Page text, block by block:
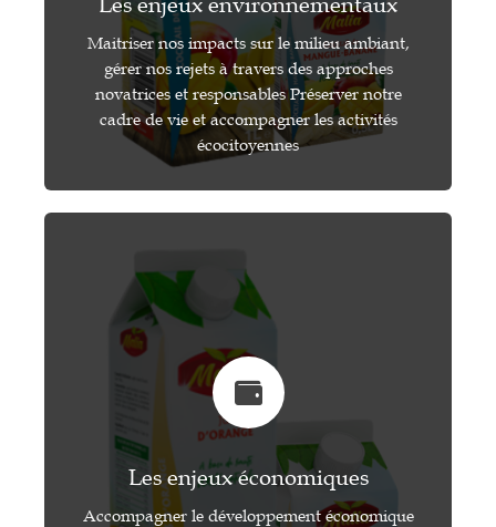
Maitriser nos impacts sur le milieu ambiant,
gérer nos rejets à travers des approches
novatrices et responsables Préserver notre
cadre de vie et accompagner les activités
écocitoyennes
Les enjeux économiques
Accompagner le développement économique